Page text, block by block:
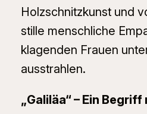
Holzschnitzkunst und
stille menschliche
klagenden Frauen
ausstrahlen.
„Galiläa“ – Ein